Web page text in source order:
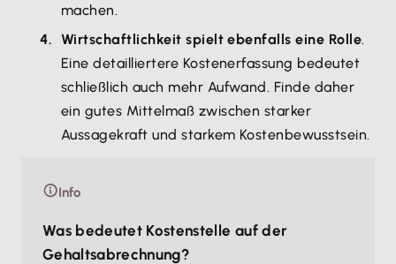
machen.
Wirtschaftlichkeit spielt ebenfalls eine Rolle.
Eine detailliertere Kostenerfassung bedeutet
schließlich auch mehr Aufwand. Finde daher
ein gutes Mittelmaß zwischen starker
Aussagekraft und starkem Kostenbewusstsein.
Info
Was bedeutet Kostenstelle auf der
Gehaltsabrechnung?